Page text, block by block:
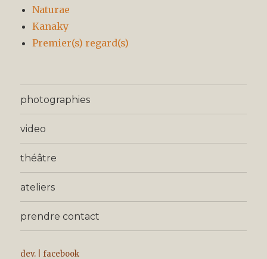
Naturae
Kanaky
Premier(s) regard(s)
photographies
video
théâtre
ateliers
prendre contact
dev. facebook